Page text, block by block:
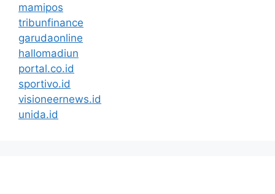
mamipos
tribunfinance
garudaonline
hallomadiun
portal.co.id
sportivo.id
visioneernews.id
unida.id